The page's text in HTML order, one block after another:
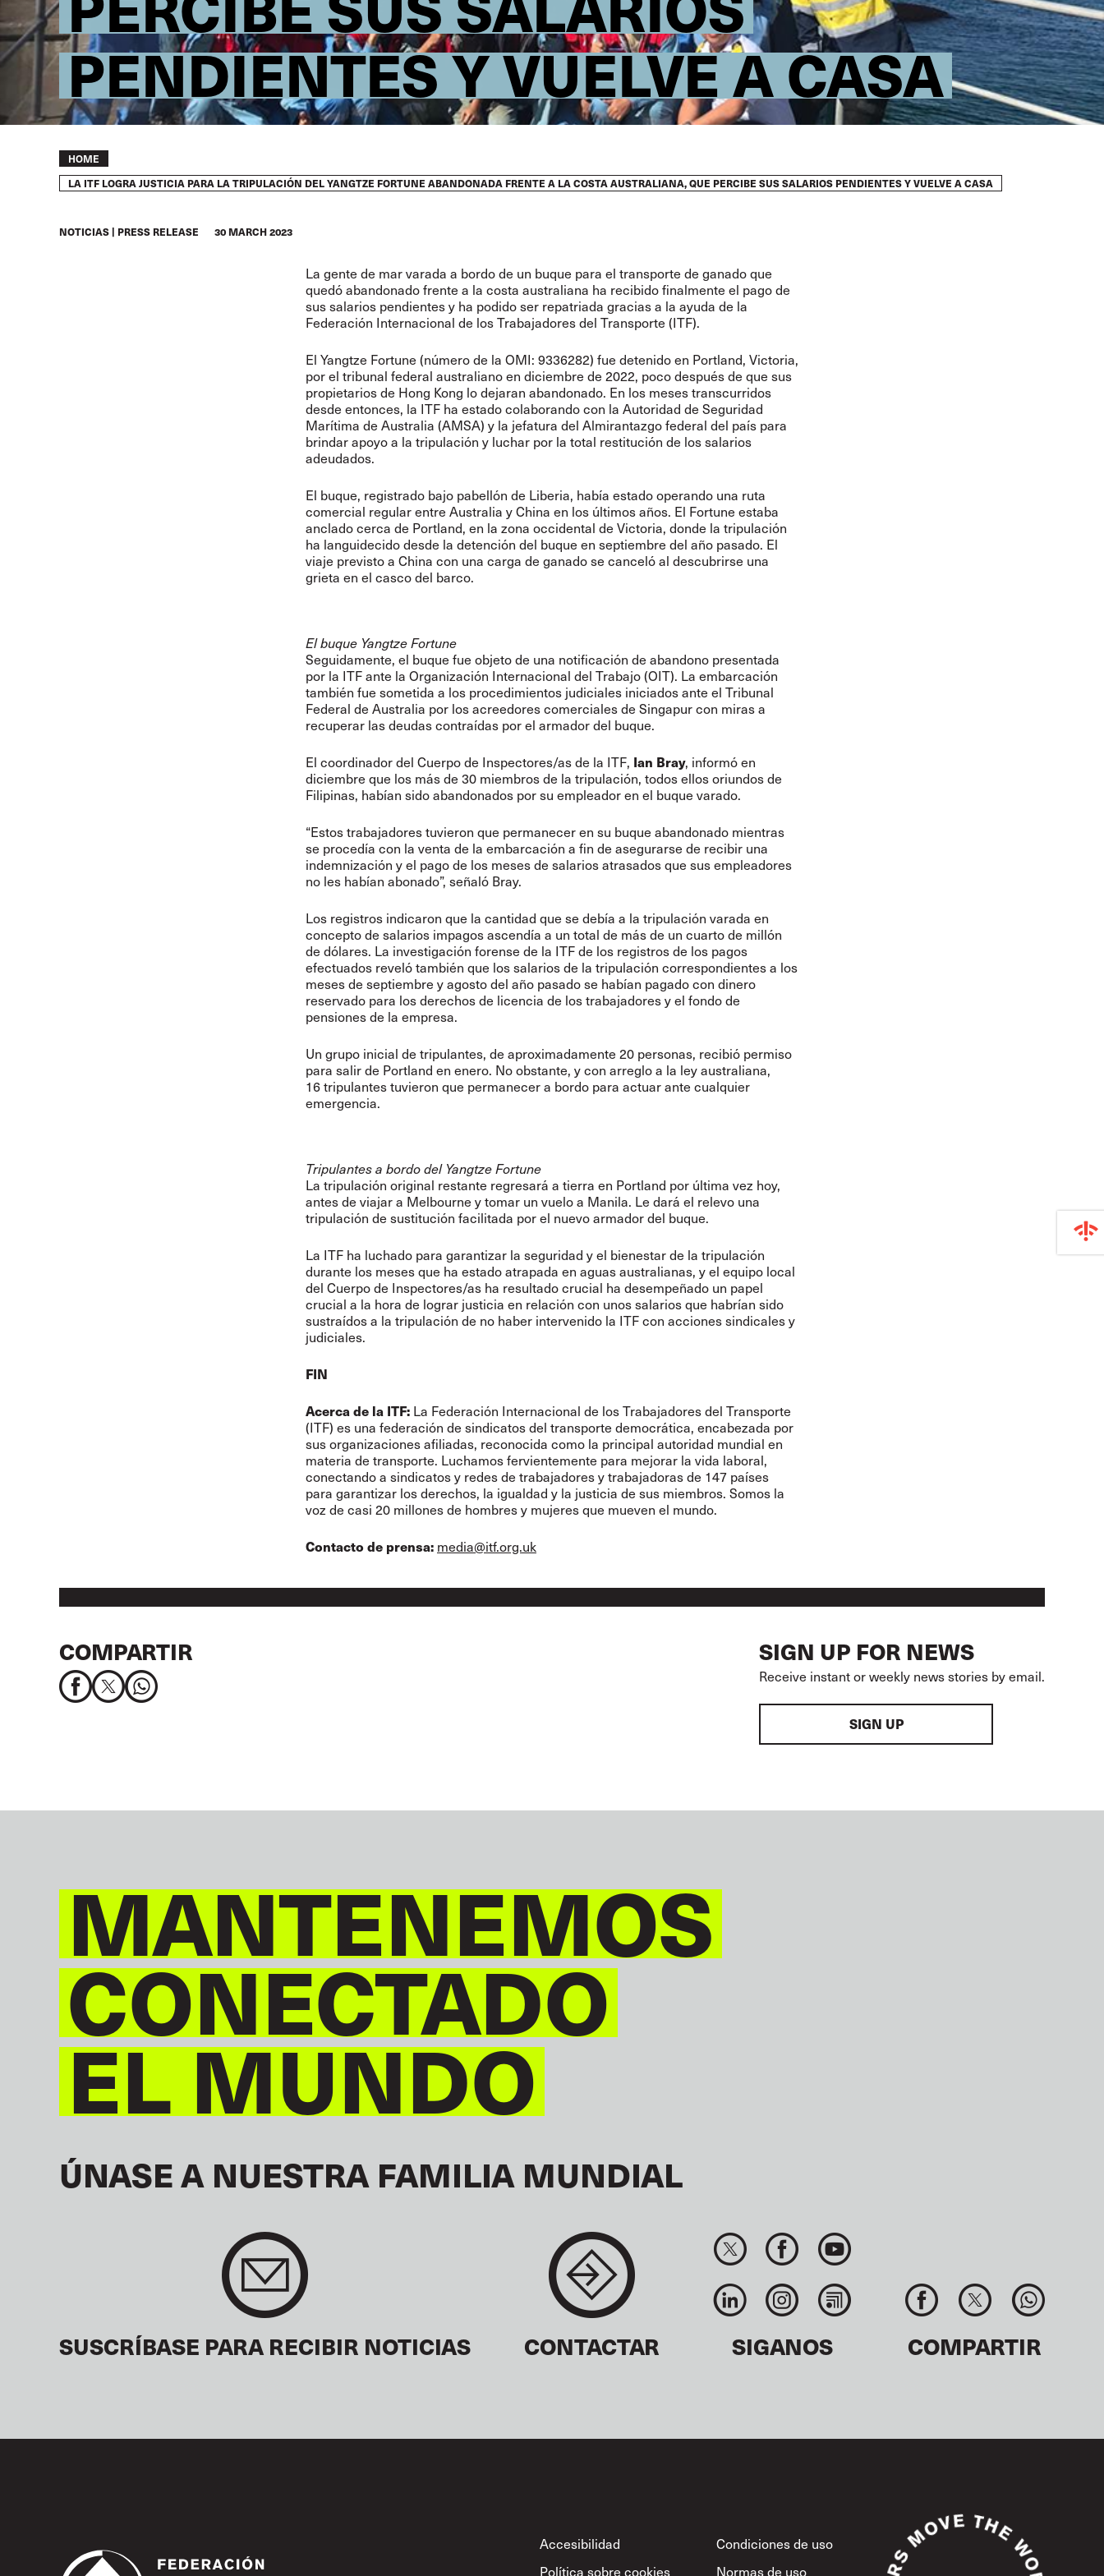
PENDIENTES Y VUELVE A CASA
Breadcrumb
HOME
LA ITF LOGRA JUSTICIA PARA LA TRIPULACIÓN DEL YANGTZE FORTUNE ABANDONADA FRENTE A LA COSTA AUSTRALIANA, QUE PERCIBE SUS SALARIOS PENDIENTES Y VUELVE A CASA
NOTICIAS PRESS RELEASE 30 MARCH 2023
La gente de mar varada a bordo de un buque para el transporte de ganado que
quedó abandonado frente a la costa australiana ha recibido finalmente el pago de
sus salarios pendientes y ha podido ser repatriada gracias a la ayuda de la
Federación Internacional de los Trabajadores del Transporte (ITF).
El Yangtze Fortune (número de la OMI: 9336282) fue detenido en Portland, Victoria,
por el tribunal federal australiano en diciembre de 2022, poco después de que sus
propietarios de Hong Kong lo dejaran abandonado. En los meses transcurridos
desde entonces, la ITF ha estado colaborando con la Autoridad de Seguridad
Marítima de Australia (AMSA) y la jefatura del Almirantazgo federal del país para
brindar apoyo a la tripulación y luchar por la total restitución de los salarios
adeudados.
El buque, registrado bajo pabellón de Liberia, había estado operando una ruta
comercial regular entre Australia y China en los últimos años. El Fortune estaba
anclado cerca de Portland, en la zona occidental de Victoria, donde la tripulación
ha languidecido desde la detención del buque en septiembre del año pasado. El
viaje previsto a China con una carga de ganado se canceló al descubrirse una
grieta en el casco del barco.
El buque Yangtze Fortune
Seguidamente, el buque fue objeto de una notificación de abandono presentada
por la ITF ante la Organización Internacional del Trabajo (OIT). La embarcación
también fue sometida a los procedimientos judiciales iniciados ante el Tribunal
Federal de Australia por los acreedores comerciales de Singapur con miras a
recuperar las deudas contraídas por el armador del buque.
El coordinador del Cuerpo de Inspectores/as de la ITF, Ian Bray, informó en
diciembre que los más de 30 miembros de la tripulación, todos ellos oriundos de
Filipinas, habían sido abandonados por su empleador en el buque varado.
“Estos trabajadores tuvieron que permanecer en su buque abandonado mientras
se procedía con la venta de la embarcación a fin de asegurarse de recibir una
indemnización y el pago de los meses de salarios atrasados que sus empleadores
no les habían abonado”, señaló Bray.
Los registros indicaron que la cantidad que se debía a la tripulación varada en
concepto de salarios impagos ascendía a un total de más de un cuarto de millón
de dólares. La investigación forense de la ITF de los registros de los pagos
efectuados reveló también que los salarios de la tripulación correspondientes a los
meses de septiembre y agosto del año pasado se habían pagado con dinero
reservado para los derechos de licencia de los trabajadores y el fondo de
pensiones de la empresa.
Un grupo inicial de tripulantes, de aproximadamente 20 personas, recibió permiso
para salir de Portland en enero. No obstante, y con arreglo a la ley australiana,
16 tripulantes tuvieron que permanecer a bordo para actuar ante cualquier
emergencia.
Tripulantes a bordo del Yangtze Fortune
La tripulación original restante regresará a tierra en Portland por última vez hoy,
antes de viajar a Melbourne y tomar un vuelo a Manila. Le dará el relevo una
tripulación de sustitución facilitada por el nuevo armador del buque.
La ITF ha luchado para garantizar la seguridad y el bienestar de la tripulación
durante los meses que ha estado atrapada en aguas australianas, y el equipo local
del Cuerpo de Inspectores/as ha resultado crucial ha desempeñado un papel
crucial a la hora de lograr justicia en relación con unos salarios que habrían sido
sustraídos a la tripulación de no haber intervenido la ITF con acciones sindicales y
judiciales.
FIN
Acerca de la ITF: La Federación Internacional de los Trabajadores del Transporte
(ITF) es una federación de sindicatos del transporte democrática, encabezada por
sus organizaciones afiliadas, reconocida como la principal autoridad mundial en
materia de transporte. Luchamos fervientemente para mejorar la vida laboral,
conectando a sindicatos y redes de trabajadores y trabajadoras de 147 países
para garantizar los derechos, la igualdad y la justicia de sus miembros. Somos la
voz de casi 20 millones de hombres y mujeres que mueven el mundo.
Contacto de prensa: media@itf.org.uk
COMPARTIR SIGN UP FOR NEWS
Receive instant or weekly news stories by email.
SIGN UP
MANTENEMOS
CONECTADO
EL MUNDO
ÚNASE A NUESTRA FAMILIA MUNDIAL
SUSCRÍBASE PARA RECIBIR NOTICIAS CONTACTAR SIGANOS COMPARTIR
Footer
Accesibilidad
Condiciones de uso
Política sobre cookies
Normas de uso